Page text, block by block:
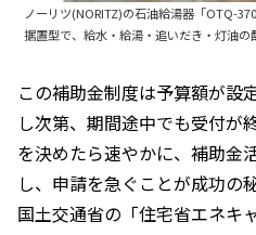
ノーリツ(NORITZ)の石油給湯器「OTQ-
据置型で、給水・給湯・追いだき・灯油の
この補助金制度は予算額が設
し次第、期間途中でも受付が
を決めたら速やかに、補助金
し、申請を急ぐことが成功の
国土交通省の「住宅省エネキ